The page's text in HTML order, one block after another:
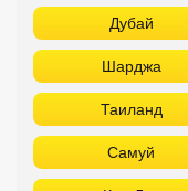
Дубай
Шарджа
Таиланд
Самуй